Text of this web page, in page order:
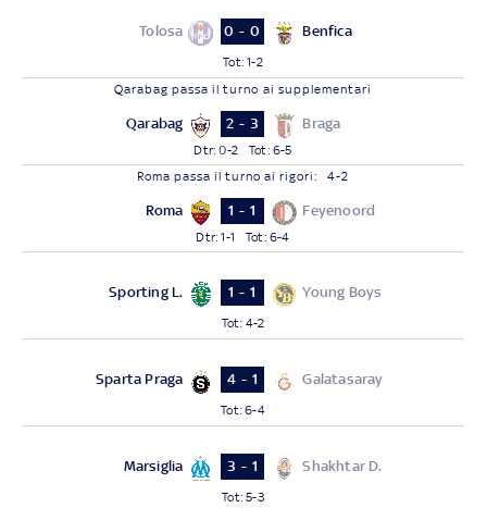
Tolosa 0 - 0 Benfica
Tot:1-2
Qarabagpassa il turno ai supplementari
Qarabag 2 - 3 Braga
Dtr:0-2 Tot:6-5
Roma passa il turno ai rigori: 4-2
Roma 1 - 1 Feyenoord
Dtr:1-1 Tot:6-4
Sporting L. 1 - 1 Young Boys
Tot: 4-2
Sparta Praga 4 - 1 Galatasaray
Tot:6-4
Marsiglia 3 - 1 Shakhtar D.
Tot:5-3